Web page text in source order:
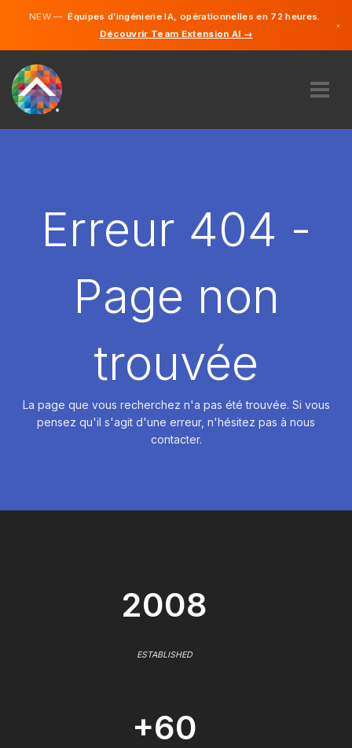
NEW —Équipes d’ingénierie IA, opérationnelles en 72 heures.
Découvrir Team Extension AI →
×
DÉMARRER
Erreur 404 -
Page non
trouvée
La page que vous recherchez n'a pas été trouvée. Si vous
pensez qu'il s'agit d'une erreur, n'hésitez pas à nous
contacter.
2008
ESTABLISHED
+60